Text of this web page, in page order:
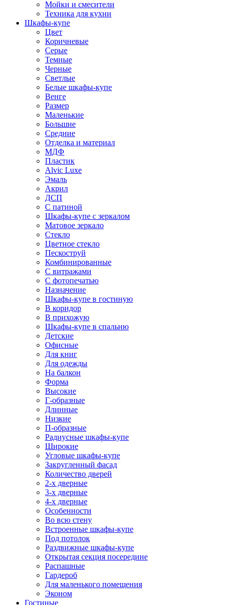
Мойки и смесители
Техника для кухни
Шкафы-купе
Цвет
Коричневые
Серые
Темные
Черные
Светлые
Белые шкафы-купе
Венге
Размер
Маленькие
Большие
Средние
Отделка и материал
МДФ
Пластик
Alvic Luxe
Эмаль
Акрил
ДСП
С патиной
Шкафы-купе с зеркалом
Матовое зеркало
Стекло
Цветное стекло
Пескоструй
Комбинированные
С витражами
С фотопечатью
Назначение
Шкафы-купе в гостиную
В коридор
В прихожую
Шкафы-купе в спальню
Детские
Офисные
Для книг
Для одежды
На балкон
Форма
Высокие
Г-образные
Длинные
Низкие
П-образные
Радиусные шкафы-купе
Широкие
Угловые шкафы-купе
Закругленный фасад
Количество дверей
2-х дверные
3-х дверные
4-х дверные
Особенности
Во всю стену
Встроенные шкафы-купе
Под потолок
Раздвижные шкафы-купе
Открытая секция посередине
Распашные
Гардероб
Для маленького помещения
Эконом
Гостиные